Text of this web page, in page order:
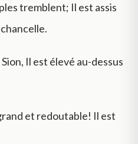
that passeth"
tremblent; Il est assis
Il est élevé au-dessus
et redoutable! Il est